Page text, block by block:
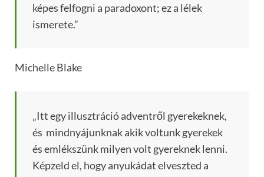
képes felfogni a paradoxont; ez a lélek
ismerete.”
Michelle Blake
„Itt egy illusztráció adventről gyerekeknek,
és mindnyájunknak akik voltunk gyerekek
és emlékszünk milyen volt gyereknek lenni.
Képzeld el, hogy anyukádat elveszted a